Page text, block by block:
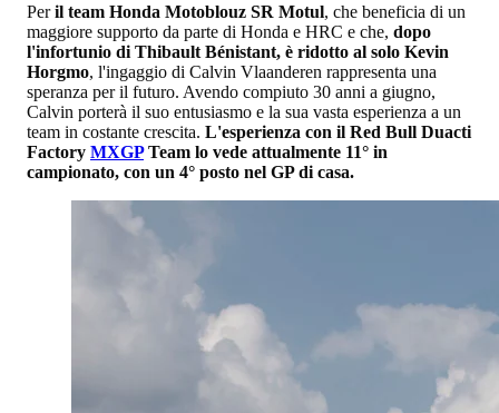
Peril team Honda Motoblouz SR Motul, che beneficia di un
maggiore supporto da parte di Honda e HRC e che, dopo
l'infortunio di Thibault Bénistant, è ridotto al solo Kevin
Horgmo, l'ingaggio di Calvin Vlaanderen rappresenta una
speranza per il futuro. Avendo compiuto 30 anni a giugno,
Calvin porterà il suo entusiasmo e la sua vasta esperienza a un
team in costante crescita. L'esperienza con il Red Bull Duacti
Factory MXGPTeam lo vede attualmente 11° in
campionato, con un 4° posto nel GP di casa.